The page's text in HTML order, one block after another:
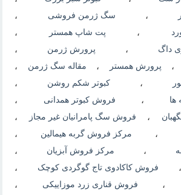
، سگ ژرمن فروشی ،
، پت شاپ همستر ،
داگ ، پرورش ژرمن ،
، پرورش همستر ، مقاله سگ ژرمن ،
، کبوتر شکم روشن ،
ها ، فروش کبوتر همدانی ،
، فروش سگ پامرانیان غیر مجاز ،
، مرکز فروش گربه هیمالین ،
، مرکز فروش آبزیان ،
فروش کاکادوی تاج گوگردی کوچک ،
، فروش قناری زرد موزاییکی ،